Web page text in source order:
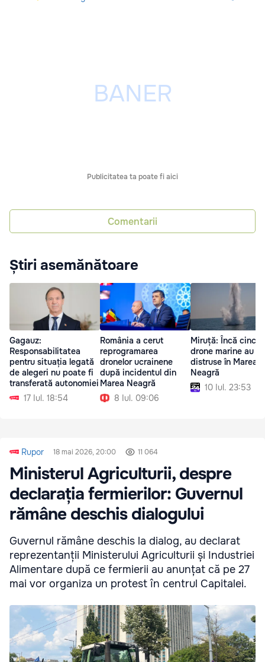
Publicitatea ta poate fi aici
Comentarii
Știri asemănătoare
Gagauz:
Responsabilitatea
pentru situația legată
de alegeri nu poate fi
transferată autonomiei
17 Iul. 18:54
România a cerut
reprogramarea
dronelor ucrainene
după incidentul din
Marea Neagră
8 Iul. 09:06
Miruță: Încă cinci
drone marine au
distruse în Marea
Neagră
10 Iul. 23:53
Rupor 18 mai 2026, 20:00 11 064
Ministerul Agriculturii, despre
declarația fermierilor: Guvernul
rămâne deschis dialogului
Guvernul rămâne deschis la dialog, au declarat
reprezentanții Ministerului Agriculturii și Industriei
Alimentare după ce fermierii au anunțat că pe 27
mai vor organiza un protest în centrul Capitalei.